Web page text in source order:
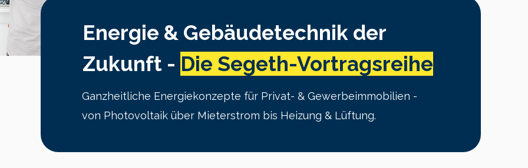
Energie & Gebäudetechnik der
Zukunft - Die Segeth-Vortragsreihe
Ganzheitliche Energiekonzepte für Privat- & Gewerbeimmobilien -
von Photovoltaik über Mieterstrom bis Heizung & Lüftung.